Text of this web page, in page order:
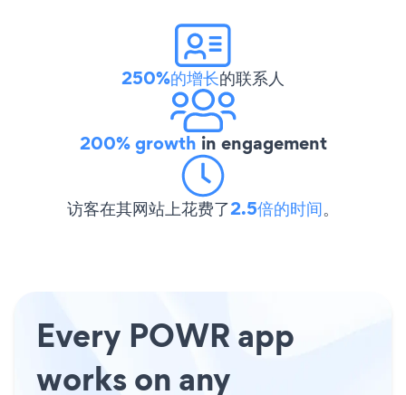
250%的增长的联系人
200% growth in engagement
访客在其网站上花费了2.5倍的时间。
Every POWR app
works on any